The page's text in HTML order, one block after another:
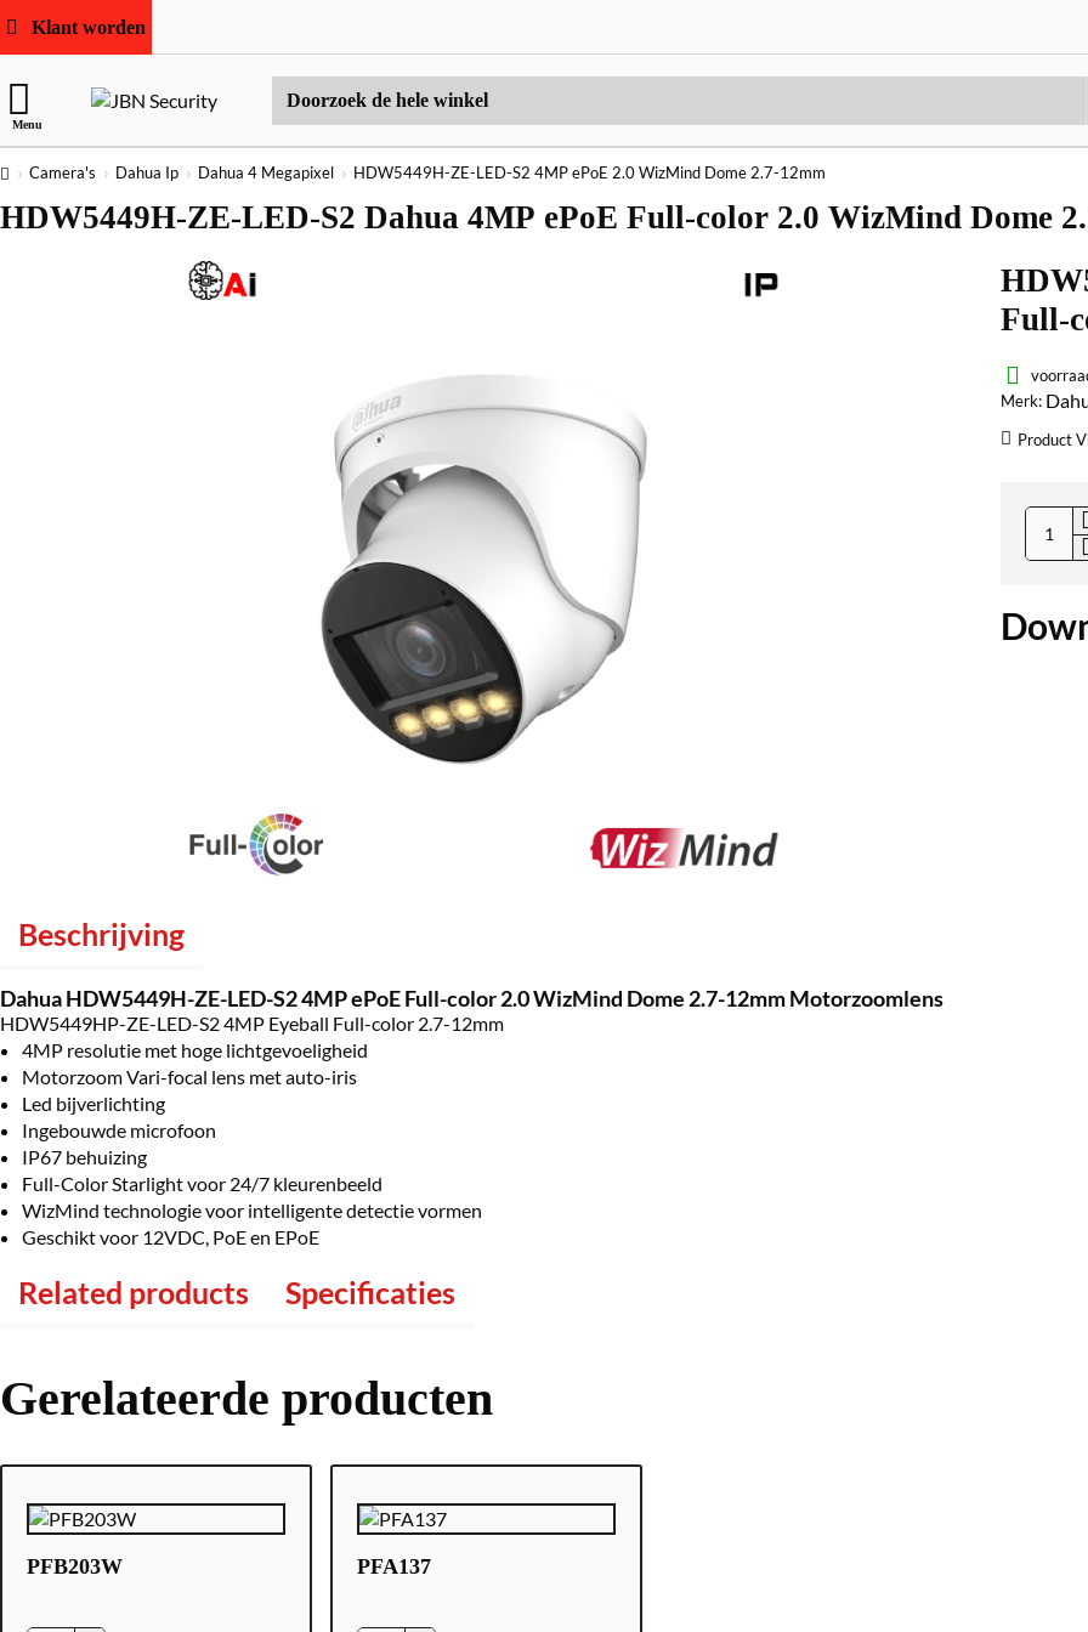
Klant worden
Menu
Doorzoek
hele
home
Camera's Dahua Ip Dahua 4 Megapixel HDW5449H-ZE-LED-S2 4MP ePoE 2.0 WizMind Dome 2.7-12mm
HDW5449H-ZE-LED-S2 Dahua 4MP ePoE Full-color 2.0 WizMind Dome
Beschrijving
Dahua HDW5449H-ZE-LED-S2 4MP ePoE Full-color 2.0 WizMind Dome 2.7-12mm Motorzoomlens
HDW5449HP-ZE-LED-S2 4MP Eyeball Full-color 2.7-12mm
4MP resolutie met hoge lichtgevoeligheid
Motorzoom Vari-focal lens met auto-iris
Led bijverlichting
Ingebouwde microfoon
IP67 behuizing
Full-Color Starlight voor 24/7 kleurenbeeld
WizMind technologie voor intelligente detectie vormen
Geschikt voor 12VDC, PoE en EPoE
Full-
Merk:
Product
Related products Specificaties
Gerelateerde producten
PFB203W PFA137